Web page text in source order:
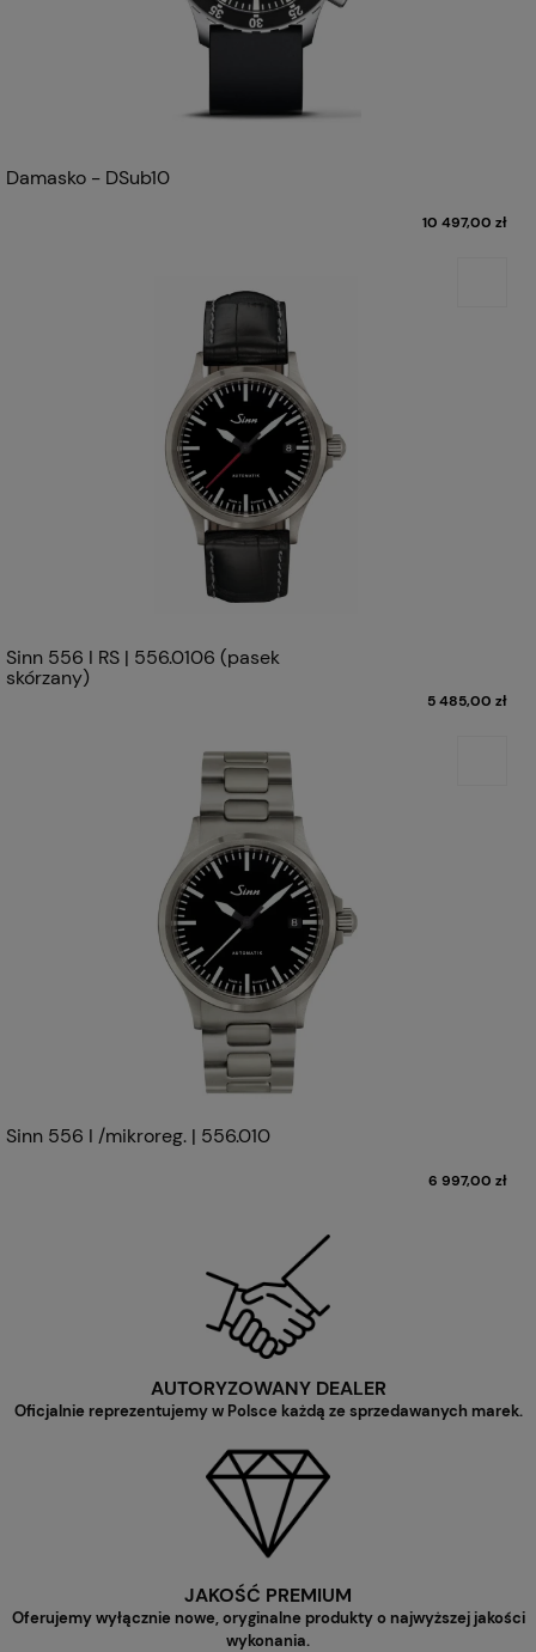
Damasko - DSub10
10 497,00 zł
Sinn 556 I RS | 556.0106 (pasek
skórzany)
5 485,00 zł
Sinn 556 I /mikroreg. | 556.010
6 997,00 zł
AUTORYZOWANY DEALER
Oficjalnie reprezentujemy w Polsce każdą ze sprzedawanych marek.
JAKOŚĆ PREMIUM
Oferujemy wyłącznie nowe, oryginalne produkty o najwyższej jakości
wykonania.